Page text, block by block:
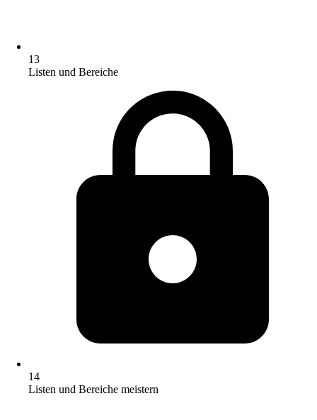
13
Listen und Bereiche
14
Listen und Bereiche meistern